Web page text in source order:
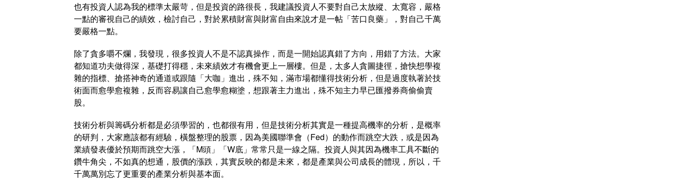
也有投資人認為我的標準太嚴苛，但是投資的路很長，我建議投資人不要對自己太放縱、太寬容，嚴格
一點的審視自己的績效，檢討自己，對於累積財富與財富自由來說才是一帖「苦口良藥」，對自己千萬
要嚴格一點。
除了貪多嚼不爛，我發現，很多投資人不是不認真操作，而是一開始認真錯了方向，用錯了方法。大家
都知道功夫做得深，基礎打得穩，未來績效才有機會更上一層樓。但是，太多人貪圖捷徑，搶快想學複
雜的指標、搶搭神奇的通道或跟隨「大咖」進出，殊不知，滿市場都懂得技術分析，但是過度執著於技
術面而愈學愈複雜，反而容易讓自己愈學愈糊塗，想跟著主力進出，殊不知主力早已匯撥券商偷偷賣
股。
技術分析與籌碼分析都是必須學習的，也都很有用，但是技術分析其實是一種提高機率的分析，是概率
的研判，大家應該都有經驗，橫盤整理的股票，因為美國聯準會（Fed）的動作而跳空大跌，或是因為
業績發表優於預期而跳空大漲，「M頭」「W底」常常只是一線之隔。投資人與其因為機率工具不斷的
鑽牛角尖，不如真的想通，股價的漲跌，其實反映的都是未來，都是產業與公司成長的體現，所以，千
千萬萬別忘了更重要的產業分析與基本面。